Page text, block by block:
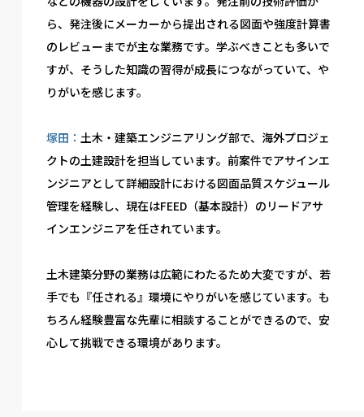
ら、発注後にメーカーから提出される図面や強度計算書
のレビューまでが主な業務です。学ぶべきことも多いで
すが、そうした知識の習得が成長につながっていて、や
りがいを感じます。
塚田： 土木・建築エンジニアリング部で、海外プロジェ
クトの土建設計を担当しています。前案件でアサインエ
ンジニアとして詳細設計における図面品質スケジュール
管理を経験し、現在はFEED（基本設計）のリードアサ
インエンジニアを任されています。
土木建築分野の業務は広範にわたるため大変ですが、若
手でも『任される』環境にやりがいを感じています。も
ちろん経験豊富な先輩に相談することができるので、安
心して挑戦できる環境があります。